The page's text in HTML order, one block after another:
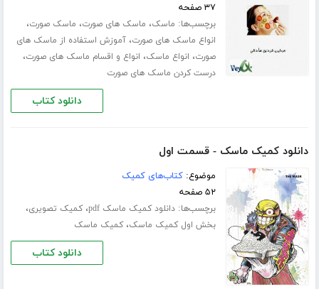
۳۷ صفحه
برچسب‌ها: ماسک، ماسک های صورت، ماسک صورت،
انواع ماسک های صورت،آموزش استفاده از ماسک های
صورت، انواع ماسک، انواع و اقسام ماسک های صورت،
درست کردن ماسک های صورت
دانلود کتاب
دانلود کمیک ماسک - قسمت اول
موضوع:کتاب‌های کمیک
۵۲ صفحه
برچسب‌ها:دانلود کمیک ماسک pdf ،کمیک تصویری،
بخش اول کمیک ماسک،کمیک ماسک
دانلود کتاب